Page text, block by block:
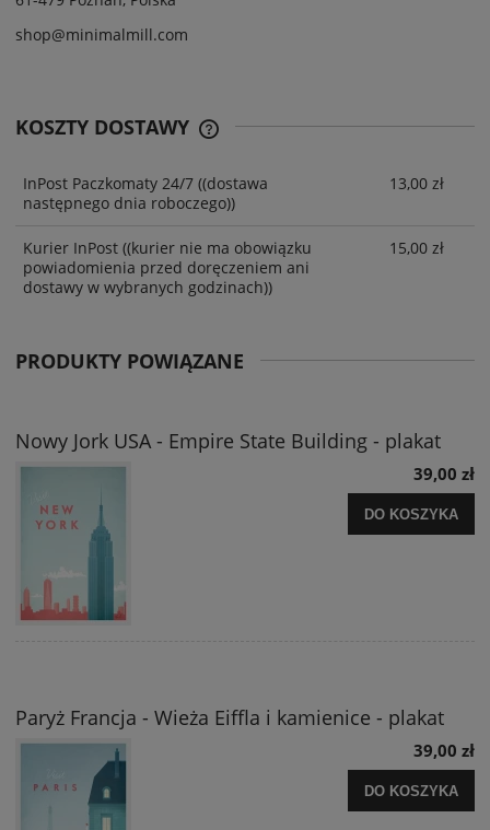
shop@minimalmill.com
KOSZTY DOSTAWY
InPost Paczkomaty 24/7 ((dostawa
następnego dnia roboczego))
13,00 zł
Kurier InPost ((kurier nie ma obowiązku
powiadomienia przed doręczeniem ani
dostawy w wybranych godzinach))
15,00 zł
PRODUKTY POWIĄZANE
Nowy Jork USA - Empire State Building - plakat
39,00 zł
DO KOSZYKA
Paryż Francja - Wieża Eiffla i kamienice - plakat
39,00 zł
DO KOSZYKA